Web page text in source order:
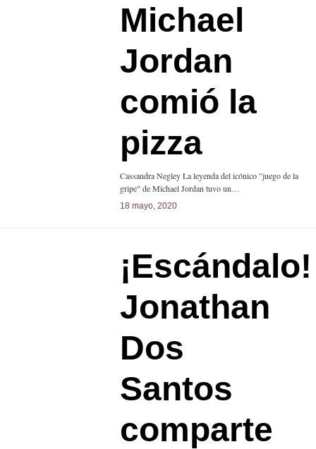
Michael
Jordan
comió la
pizza
Cassandra Negley La leyenda del icónico "juego de la
gripe" de Michael Jordan tuvo un…
18 mayo, 2020
¡Escándalo!
Jonathan
Dos
Santos
comparte